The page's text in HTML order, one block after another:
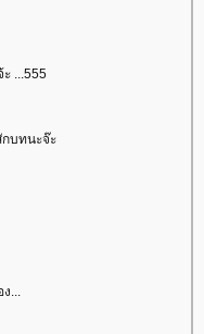
...555
บทนะจ๊ะ
...